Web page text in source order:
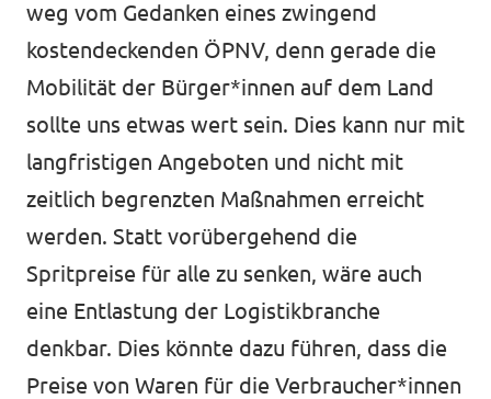
weg vom Gedanken eines zwingend
kostendeckenden ÖPNV, denn gerade die
Mobilität der Bürger*innen auf dem Land
sollte uns etwas wert sein. Dies kann nur mit
langfristigen Angeboten und nicht mit
zeitlich begrenzten Maßnahmen erreicht
werden. Statt vorübergehend die
Spritpreise für alle zu senken, wäre auch
eine Entlastung der Logistikbranche
denkbar. Dies könnte dazu führen, dass die
Preise von Waren für die Verbraucher*innen